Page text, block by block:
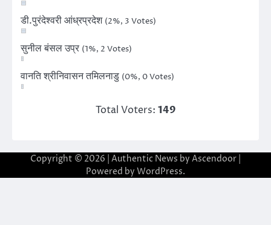
डी.पुरंदेश्वरी आंध्रप्रदेश (2%, 3 Votes)
सुनील बंसल उप्र (1%, 2 Votes)
वानति श्रीनिवासन तमिलनाडु (0%, 0 Votes)
Total Voters: 149
Copyright © 2026 | Authentic News by Ascendoor
Powered by WordPress.